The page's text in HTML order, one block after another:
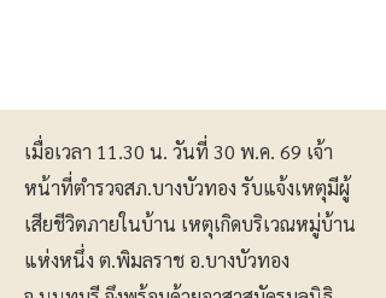
เมื่อเวลา 11.30 น. วันที่ 30 พ.ค. 69 เจ้า
หน้าที่ตำรวจสภ.บางบัวทอง รับแจ้งเหตุมีผู้
เสียชีวิตภายในบ้าน เหตุเกิดบริเวณหมู่บ้าน
แห่งหนึ่ง ต.พิมลราช อ.บางบัวทอง